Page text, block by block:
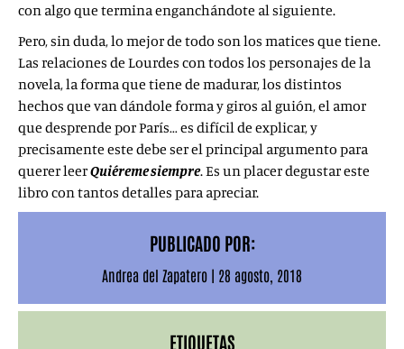
con algo que termina enganchándote al siguiente.
Pero, sin duda, lo mejor de todo son los matices que tiene.
Las relaciones de Lourdes con todos los personajes de la
novela, la forma que tiene de madurar, los distintos
hechos que van dándole forma y giros al guión, el amor
que desprende por París… es difícil de explicar, y
precisamente este debe ser el principal argumento para
querer leerQuiéreme siempre. Es un placer degustar este
libro con tantos detalles para apreciar.
PUBLICADO POR:
Andrea del Zapatero | 28 agosto, 2018
ETIQUETAS